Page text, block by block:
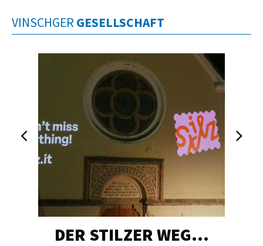
VINSCHGER GESELLSCHAFT
DER STILZER WEG…